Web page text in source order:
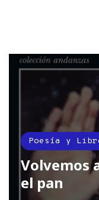
Poesía y
Volvemos
el pan